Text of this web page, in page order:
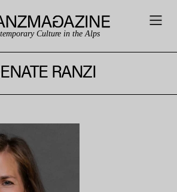
Culture in the Alps
RANZI